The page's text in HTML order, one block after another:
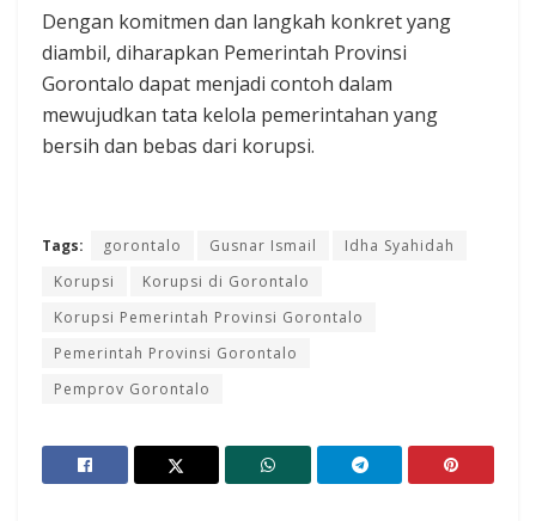
Dengan komitmen dan langkah konkret yang
diambil, diharapkan Pemerintah Provinsi
Gorontalo dapat menjadi contoh dalam
mewujudkan tata kelola pemerintahan yang
bersih dan bebas dari korupsi.
Tags: gorontalo Gusnar Ismail
Idha Syahidah
Korupsi
Korupsi di Gorontalo
Korupsi Pemerintah Provinsi Gorontalo
Pemerintah Provinsi Gorontalo
Pemprov Gorontalo